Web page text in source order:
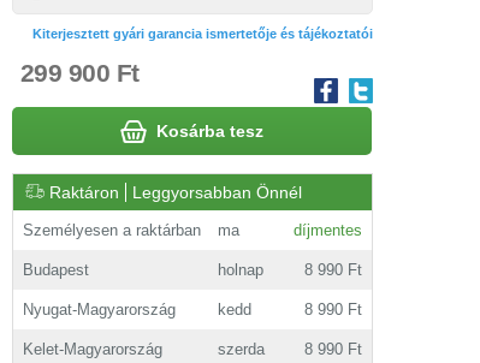
Kiterjesztett gyári garancia ismertetője és tájékoztatói
299 900 Ft
Kosárba tesz
Raktáron Leggyorsabban Önnél
Személyesen a raktárban ma díjmentes
Budapest holnap 8 990 Ft
Nyugat-Magyarország kedd 8 990 Ft
Kelet-Magyarország szerda 8 990 Ft